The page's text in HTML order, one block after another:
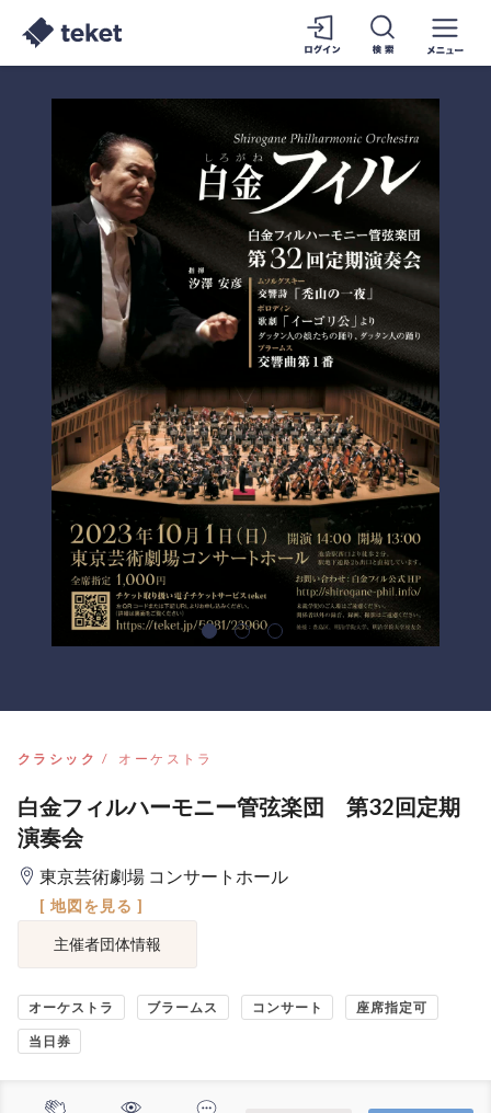
クラシック オーケストラ
白金フィルハーモニー管弦楽団 第32回定期
演奏会
東京芸術劇場 コンサートホール
[ 地図を見る ]
主催者団体情報
オーケストラ ブラームス コンサート 座席指定可
当日券